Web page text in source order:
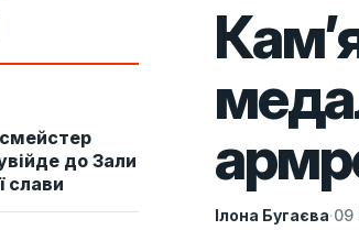
до Зали
слави
Ілона Бугаєва·09